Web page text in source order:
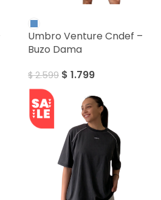
Umbro Venture Cndef –
Buzo Dama
$2.599 $ 1.799